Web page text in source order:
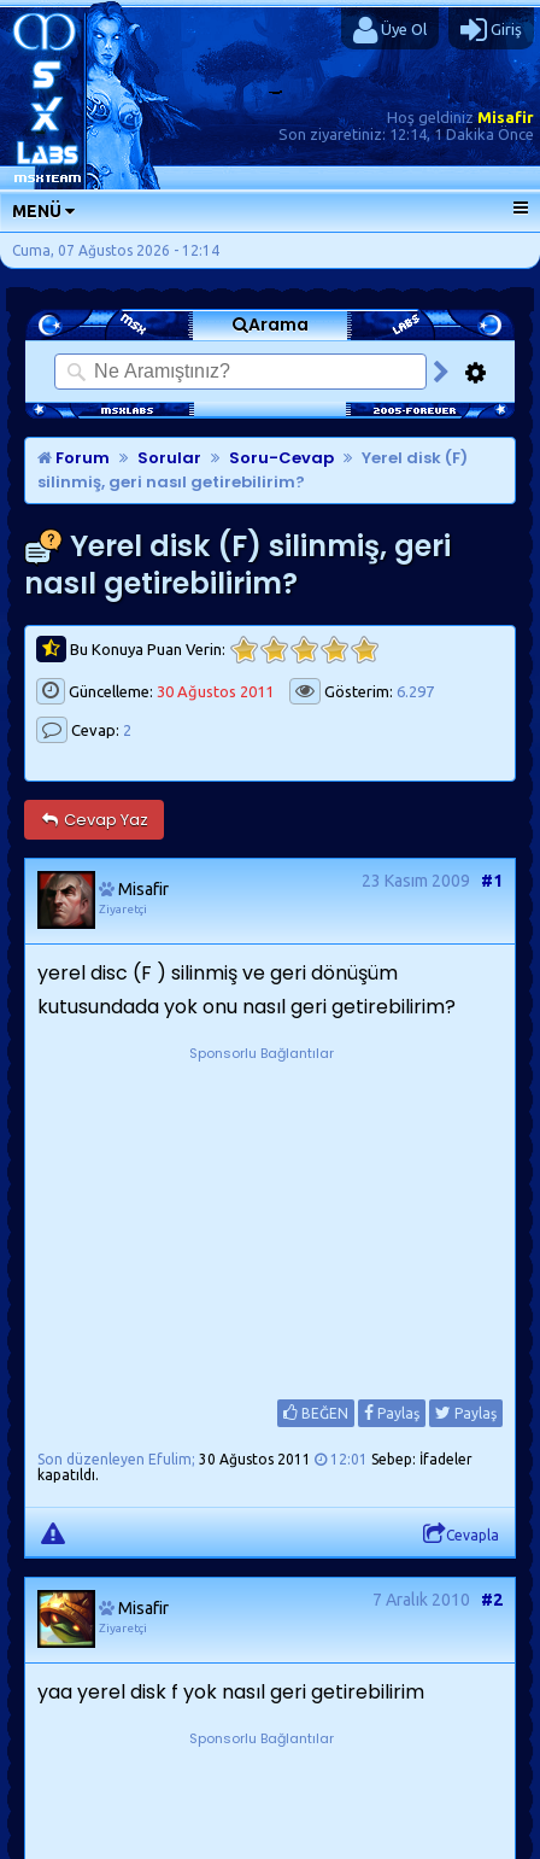
Üye Ol Giriş
Hoş geldinizMisafir
Son ziyaretiniz: 12:14, 1 Dakika Önce
MENÜ
ANA SAYFA
FORUMLAR
SORU-CEVAP
GÜNLÜKLER
SON MESAJLAR
KISAYOLLAR
Cuma, 07 Ağustos 2026 - 12:14
Arama
Forum Sorular Soru-Cevap
Yerel disk (F)
silinmiş, geri nasıl getirebilirim?
Yerel disk (F) silinmiş, geri
nasıl getirebilirim?
Bu Konuya Puan Verin:
Güncelleme: 30 Ağustos 2011 Gösterim: 6.297
Cevap: 2
Cevap Yaz
Misafir
Ziyaretçi
23 Kasım 2009 #1
yerel disc (F ) silinmiş ve geri dönüşüm
kutusundada yok onu nasıl geri getirebilirim?
Sponsorlu Bağlantılar
BEĞEN Paylaş Paylaş
Son düzenleyen Efulim; 30 Ağustos 2011 12:01 Sebep: İfadeler
kapatıldı.
Cevapla
Misafir
Ziyaretçi
7 Aralık 2010 #2
yaa yerel disk f yok nasıl geri getirebilirim
Sponsorlu Bağlantılar